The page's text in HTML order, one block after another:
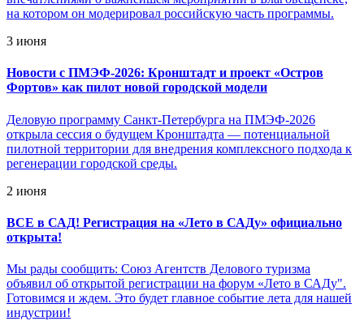
на котором он модерировал российскую часть программы.
3 июня
Новости с ПМЭФ-2026: Кронштадт и проект «Остров
Фортов» как пилот новой городской модели
Деловую программу Санкт-Петербурга на ПМЭФ-2026
открыла сессия о будущем Кронштадта — потенциальной
пилотной территории для внедрения комплексного подхода к
регенерации городской среды.
2 июня
ВСЕ в САД! Регистрация на «Лето в САДу» официально
открыта!
Мы рады сообщить: Союз Агентств Делового туризма
объявил об открытой регистрации на форум «Лето в САДу".
Готовимся и ждем. Это будет главное событие лета для нашей
индустрии!